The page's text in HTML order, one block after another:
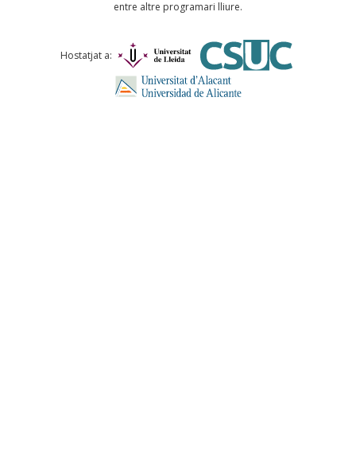
Comentari *
entre altre programari lliure.
Hostatjat a: